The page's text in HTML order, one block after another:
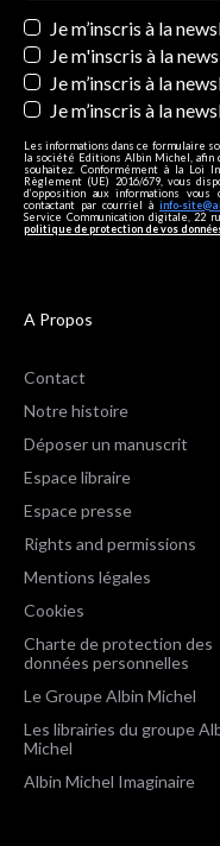
Newsletters
Je m’inscris à la
Je m'inscris à la
Je m’inscris à la
Je m’inscris à la
Les informations dans ce formulaire
la société Editions Albin Michel,
souhaitez. Conformément à la Loi
Règlement (UE) 2016/679, vous
d’opposition aux informations
contactant par courriel à info-
Service Communication digitale, 22
politique de protection de vos
A Propos
Contact
Notre histoire
Déposer un manuscrit
Espace libraire
Espace presse
Rights and permissions
Mentions légales
Cookies
Charte de protection des
données personnelles
Le Groupe Albin Michel
Les librairies du groupe
Michel
Albin Michel Imaginaire